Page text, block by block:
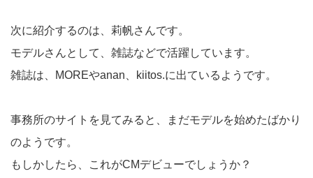
次に紹介するのは、莉帆さんです。
モデルさんとして、雑誌などで活躍しています。
雑誌は、MOREやanan、kiitos.に出ているようです。
事務所のサイトを見てみると、まだモデルを始めたばかり
のようです。
もしかしたら、これがCMデビューでしょうか？